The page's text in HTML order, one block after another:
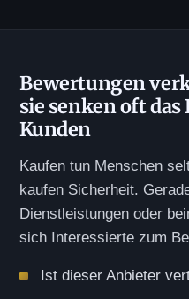
Bewertungen
sie senken oft
Kunden
Kaufen tun Menschen
kaufen Sicherheit.
Dienstleistungen oder
sich Interessierte zum
Ist dieser Anbieter